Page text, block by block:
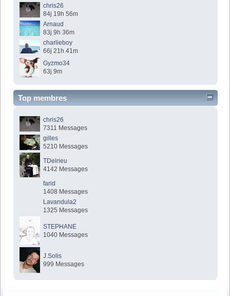
chris26
84j 19h 56m
Arnaud
83j 9h 36m
charlieboy
66j 21h 41m
Gyzmo34
63j 9m
Top membres
chris26
7311 Messages
gilles
5210 Messages
TDelrieu
4142 Messages
farid
1408 Messages
Lavandula2
1325 Messages
STEPHANE
1040 Messages
J.Solis
999 Messages